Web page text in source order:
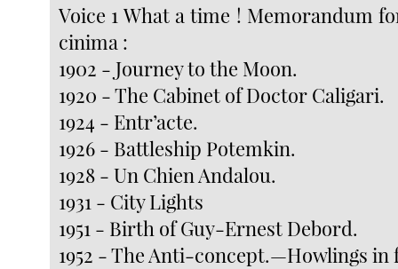
Voice 1 What a time ! Memorandum
cinima :
1902 - Journey to the Moon.
1920 - The Cabinet of Doctor Caligari.
1924 - Entr’acte.
1926 - Battleship Potemkin.
1928 - Un Chien Andalou.
1931 - City Lights
1951 - Birth of Guy-Ernest Debord.
1952 - The Anti-concept.—Howlings in